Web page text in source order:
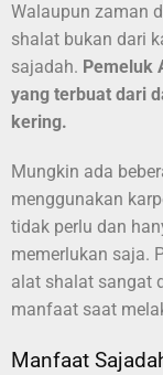
Walaupun zaman
shalat bukan dari
sajadah. Pemeluk
yang terbuat dari
kering.
Mungkin ada
menggunakan
tidak perlu dan
memerlukan saja.
alat shalat sangat
manfaat saat
Manfaat